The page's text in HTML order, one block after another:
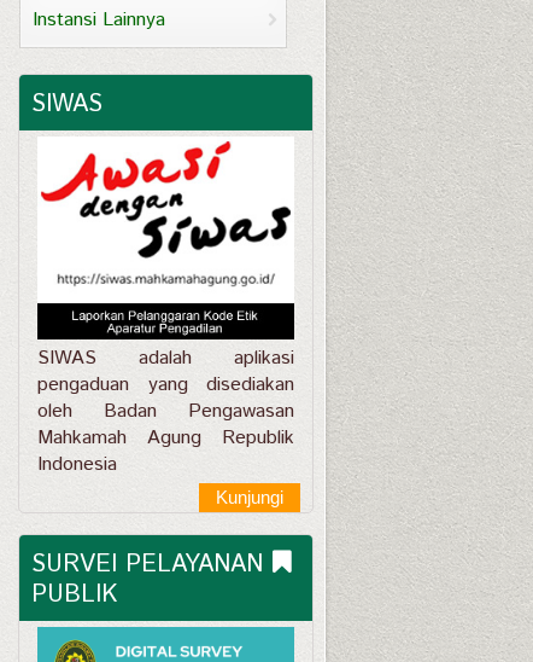
Instansi Lainnya
SIWAS
SIWAS adalah aplikasi
pengaduan yang disediakan
oleh Badan Pengawasan
Mahkamah Agung Republik
Indonesia
Kunjungi
SURVEI PELAYANAN
PUBLIK